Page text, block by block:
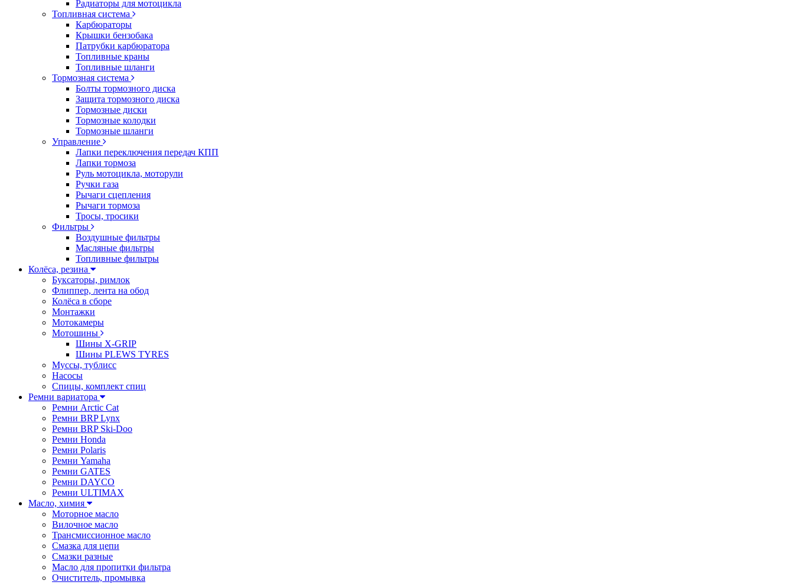
Радиаторы для мотоцикла
Топливная система
Карбюраторы
Крышки бензобака
Патрубки карбюратора
Топливные краны
Топливные шланги
Тормозная система
Болты тормозного диска
Защита тормозного диска
Тормозные диски
Тормозные колодки
Тормозные шланги
Управление
Лапки переключения передач КПП
Лапки тормоза
Руль мотоцикла, моторули
Ручки газа
Рычаги сцепления
Рычаги тормоза
Тросы, тросики
Фильтры
Воздушные фильтры
Масляные фильтры
Топливные фильтры
Колёса, резина
Буксаторы, римлок
Флиппер, лента на обод
Колёса в сборе
Монтажки
Мотокамеры
Мотошины
Шины X-GRIP
Шины PLEWS TYRES
Муссы, тублисс
Насосы
Спицы, комплект спиц
Ремни вариатора
Ремни Arctic Cat
Ремни BRP Lynx
Ремни BRP Ski-Doo
Ремни Honda
Ремни Polaris
Ремни Yamaha
Ремни GATES
Ремни DAYCO
Ремни ULTIMAX
Масло, химия
Моторное масло
Вилочное масло
Трансмиссионное масло
Смазка для цепи
Смазки разные
Масло для пропитки фильтра
Очиститель, промывка